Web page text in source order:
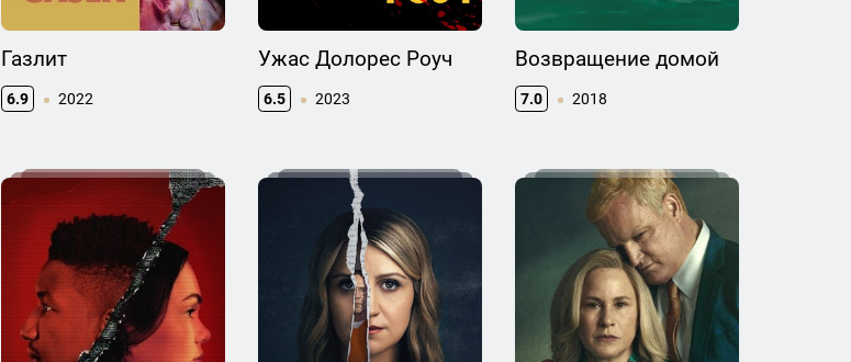
Газлит
6.9 2022
Ужас Долорес Роуч
6.5 2023
Возвращение домой
7.0 2018